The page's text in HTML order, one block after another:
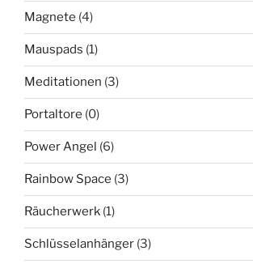
Magnete (4)
Mauspads (1)
Meditationen (3)
Portaltore (0)
Power Angel (6)
Rainbow Space (3)
Räucherwerk (1)
Schlüsselanhänger (3)